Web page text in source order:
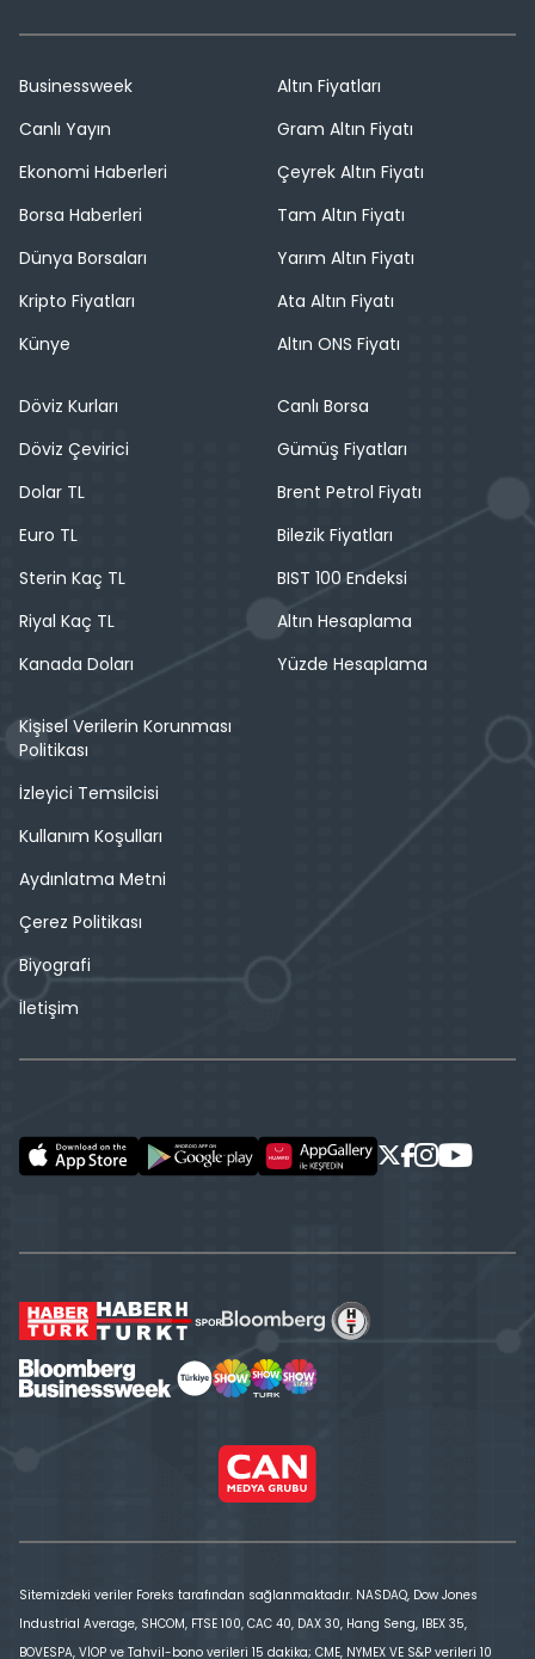
Businessweek
Canlı Yayın
Ekonomi Haberleri
Borsa Haberleri
Dünya Borsaları
Kripto Fiyatları
Künye
Altın Fiyatları
Gram Altın Fiyatı
Çeyrek Altın Fiyatı
Tam Altın Fiyatı
Yarım Altın Fiyatı
Ata Altın Fiyatı
Altın ONS Fiyatı
Döviz Kurları
Döviz Çevirici
Dolar TL
Euro TL
Sterin Kaç TL
Riyal Kaç TL
Kanada Doları
Canlı Borsa
Gümüş Fiyatları
Brent Petrol Fiyatı
Bilezik Fiyatları
BIST 100 Endeksi
Altın Hesaplama
Yüzde Hesaplama
Kişisel Verilerin Korunması
Politikası
İzleyici Temsilcisi
Kullanım Koşulları
Aydınlatma Metni
Çerez Politikası
Biyografi
İletişim
Sitemizdeki veriler Foreks tarafından sağlanmaktadır. NASDAQ, Dow Jones
Industrial Average, SHCOM, FTSE 100, CAC 40, DAX 30, Hang Seng, IBEX 35,
BOVESPA, VİOP ve Tahvil-bono verileri 15 dakika; CME, NYMEX VE S&P verileri 10